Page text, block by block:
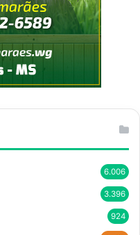
6.006
3.396
924